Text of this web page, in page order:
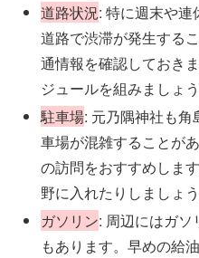
道路状況: 特に週末や
道路で渋滞が発生する
通情報を確認しておき
ジュールを組みましょう
駐車場: 元乃隅神社も
車場が混雑することが
の訪問をおすすめしま
野に入れたりしましょう
ガソリン: 周辺にはガ
もあります。早めの給